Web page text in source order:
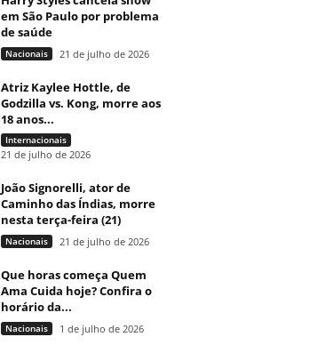
em São Paulo por problema
de saúde
Nacionais 21 de julho de 2026
Atriz Kaylee Hottle, de
Godzilla vs. Kong, morre aos
18 anos...
Internacionais
21 de julho de 2026
João Signorelli, ator de
Caminho das Índias, morre
nesta terça-feira (21)
Nacionais 21 de julho de 2026
Que horas começa Quem
Ama Cuida hoje? Confira o
horário da...
Nacionais 1 de julho de 2026